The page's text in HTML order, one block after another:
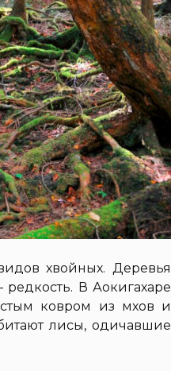
хвойных. Деревья
В Аокигахаре
ковром из мхов и
лисы, одичавшие